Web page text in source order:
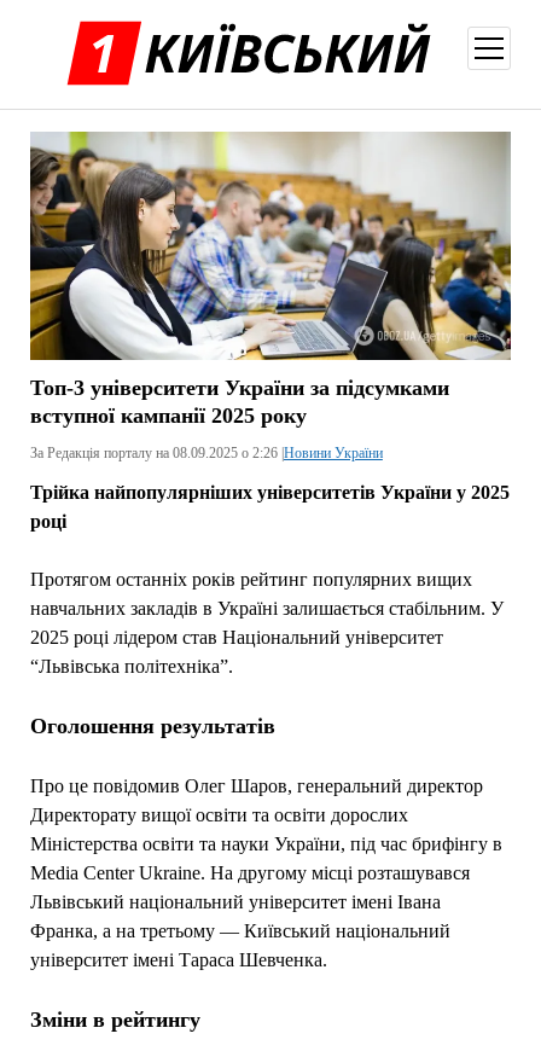
меню
Топ-3 університети України за підсумками
вступної кампанії 2025 року
За Редакція порталу на 08.09.2025 о 2:26 | Новини України
Трійка найпопулярніших університетів України у 2025
році
Протягом останніх років рейтинг популярних вищих
навчальних закладів в Україні залишається стабільним. У
2025 році лідером став Національний університет
“Львівська політехніка”.
Оголошення результатів
Про це повідомив Олег Шаров, генеральний директор
Директорату вищої освіти та освіти дорослих
Міністерства освіти та науки України, під час брифінгу в
Media Center Ukraine. На другому місці розташувався
Львівський національний університет імені Івана
Франка, а на третьому — Київський національний
університет імені Тараса Шевченка.
Зміни в рейтингу